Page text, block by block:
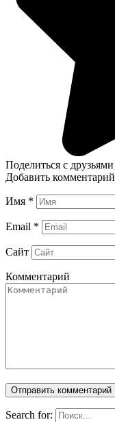
Поделиться с друзьями
Добавить комментарий
Имя *
Email *
Сайт
Комментарий
Search for: